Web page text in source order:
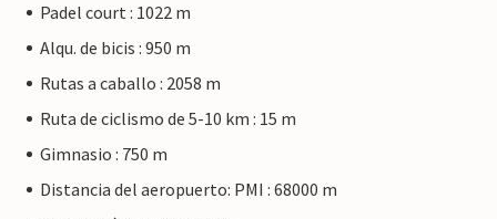
Padel court : 1022 m
Alqu. de bicis : 950 m
Rutas a caballo : 2058 m
Ruta de ciclismo de 5-10 km : 15 m
Gimnasio : 750 m
Distancia del aeropuerto: PMI : 68000 m